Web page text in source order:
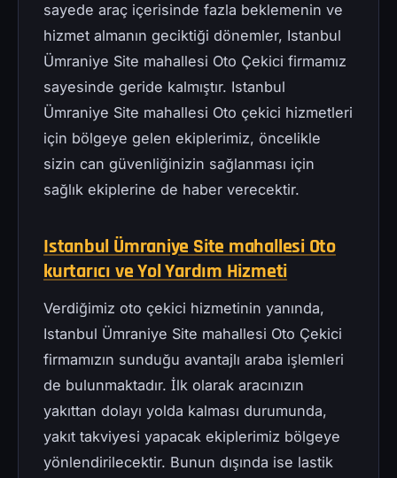
sayede araç içerisinde fazla beklemenin ve
hizmet almanın geciktiği dönemler, Istanbul
Ümraniye Site mahallesi Oto Çekici firmamız
sayesinde geride kalmıştır. Istanbul
Ümraniye Site mahallesi Oto çekici hizmetleri
için bölgeye gelen ekiplerimiz, öncelikle
sizin can güvenliğinizin sağlanması için
sağlık ekiplerine de haber verecektir.
Istanbul Ümraniye Site mahallesi Oto
kurtarıcı ve Yol Yardım Hizmeti
Verdiğimiz oto çekici hizmetinin yanında,
Istanbul Ümraniye Site mahallesi Oto Çekici
firmamızın sunduğu avantajlı araba işlemleri
de bulunmaktadır. İlk olarak aracınızın
yakıttan dolayı yolda kalması durumunda,
yakıt takviyesi yapacak ekiplerimiz bölgeye
yönlendirilecektir. Bunun dışında ise lastik